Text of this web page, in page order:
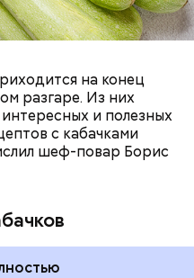
на конец
разгаре. Из них
и полезных
с кабачками
шеф-повар Борис
действие;